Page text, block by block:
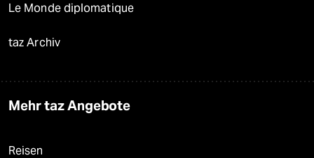
Le Monde diplomatique
taz Archiv
Mehr taz Angebote
Reisen